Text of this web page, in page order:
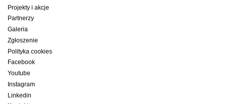
Projekty i akcje
Partnerzy
Galeria
Zgłoszenie
Polityka cookies
Facebook
Youtube
Instagram
Linkedin